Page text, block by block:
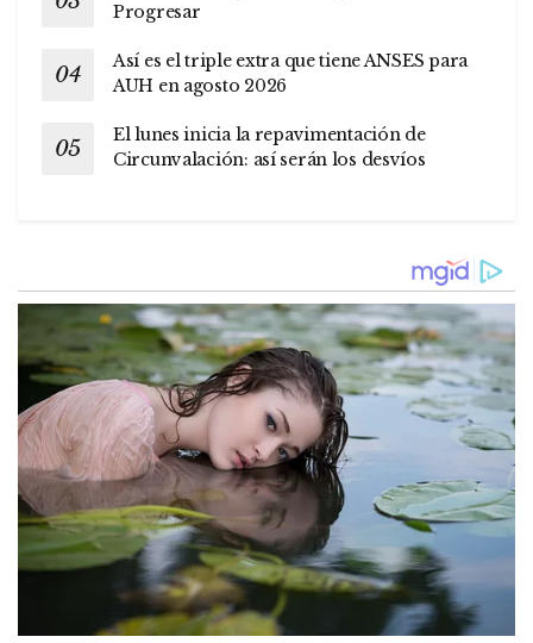
Progresar
Así es el triple extra que tiene ANSES para
AUH en agosto 2026
El lunes inicia la repavimentación de
Circunvalación: así serán los desvíos